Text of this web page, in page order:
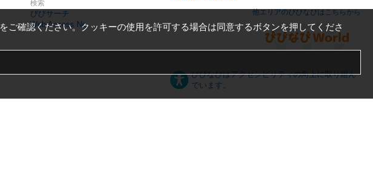
検索
びびサーチ
Web Access No.
他エリアのびびなびはこちらから
びびなびはアクセシビリティの向上に取り組ん
でいます。
をご確認ください。クッキーの使用を許可する場合は同意するボタンを押してくださ